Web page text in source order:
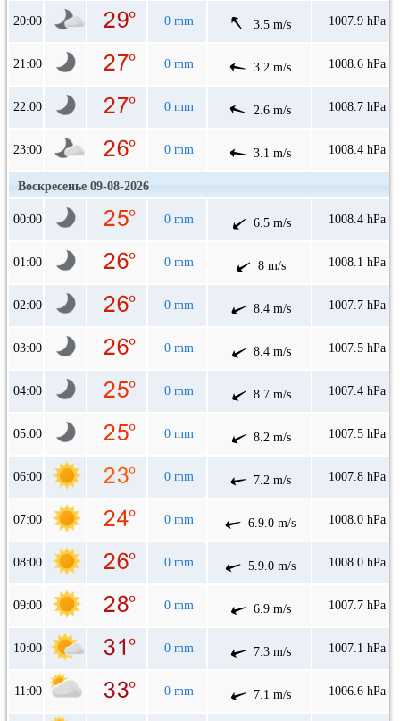
20:00 0 mm 3.5 m/s 1007.9 hPa
21:00 0 mm 3.2 m/s 1008.6 hPa
22:00 0 mm 2.6 m/s 1008.7 hPa
23:00 0 mm 3.1 m/s 1008.4 hPa
Воскресенье 09-08-2026
00:00 0 mm 6.5 m/s 1008.4 hPa
01:00 0 mm 8 m/s 1008.1 hPa
02:00 0 mm 8.4 m/s 1007.7 hPa
03:00 0 mm 8.4 m/s 1007.5 hPa
04:00 0 mm 8.7 m/s 1007.4 hPa
05:00 0 mm 8.2 m/s 1007.5 hPa
06:00 0 mm 7.2 m/s 1007.8 hPa
07:00 0 mm 6.9.0 m/s 1008.0 hPa
08:00 0 mm 5.9.0 m/s 1008.0 hPa
09:00 0 mm 6.9 m/s 1007.7 hPa
10:00 0 mm 7.3 m/s 1007.1 hPa
11:00 0 mm 7.1 m/s 1006.6 hPa